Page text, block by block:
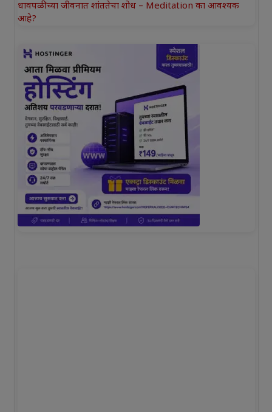
धावपळीच्या जीवनात शांततेचा शोध – Meditation का आवश्यक
आहे?